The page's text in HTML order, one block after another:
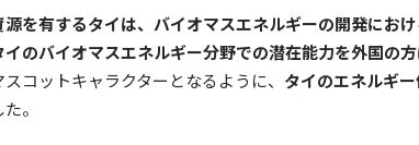
源を有するタイは、バイオマスエネルギーの開発にお
イのバイオマスエネルギー分野での潜在能力を外国の
コットキャラクターとなるように、 タイのエネルギ
た。